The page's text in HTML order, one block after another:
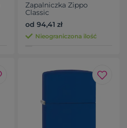
Zapalniczka Zippo
Classic
od 94,41 zł
Nieograniczona ilość